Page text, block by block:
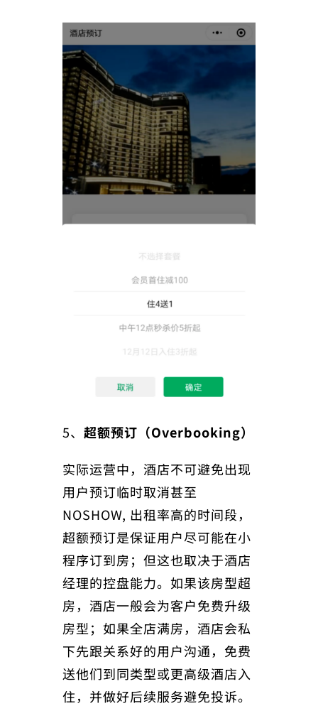
5、超额预订（Overbooking）
实际运营中，酒店不可避免出现
用户预订临时取消甚至
NOSHOW, 出租率高的时间段，
超额预订是保证用户尽可能在小
程序订到房；但这也取决于酒店
经理的控盘能力。如果该房型超
房，酒店一般会为客户免费升级
房型；如果全店满房，酒店会私
下先跟关系好的用户沟通，免费
送他们到同类型或更高级酒店入
住，并做好后续服务避免投诉。